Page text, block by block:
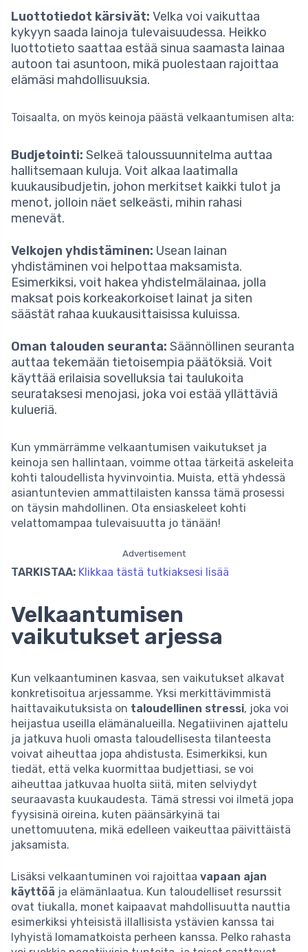
Luottotiedot kärsivät: Velka voi vaikuttaa
kykyyn saada lainoja tulevaisuudessa. Heikko
luottotieto saattaa estää sinua saamasta lainaa
autoon tai asuntoon, mikä puolestaan rajoittaa
elämäsi mahdollisuuksia.
Toisaalta, on myös keinoja päästä velkaantumisen alta:
Budjetointi: Selkeä taloussuunnitelma auttaa
hallitsemaan kuluja. Voit alkaa laatimalla
kuukausibudjetin, johon merkitset kaikki tulot ja
menot, jolloin näet selkeästi, mihin rahasi
menevät.
Velkojen yhdistäminen: Usean lainan
yhdistäminen voi helpottaa maksamista.
Esimerkiksi, voit hakea yhdistelmälainaa, jolla
maksat pois korkeakorkoiset lainat ja siten
säästät rahaa kuukausittaisissa kuluissa.
Oman talouden seuranta: Säännöllinen seuranta
auttaa tekemään tietoisempia päätöksiä. Voit
käyttää erilaisia sovelluksia tai taulukoita
seurataksesi menojasi, joka voi estää yllättäviä
kulueriä.
Kun ymmärrämme velkaantumisen vaikutukset ja
keinoja sen hallintaan, voimme ottaa tärkeitä askeleita
kohti taloudellista hyvinvointia. Muista, että yhdessä
asiantuntevien ammattilaisten kanssa tämä prosessi
on täysin mahdollinen. Ota ensiaskeleet kohti
velattomampaa tulevaisuutta jo tänään!
Advertisement
TARKISTAA: Klikkaa tästä tutkiaksesi lisää
Velkaantumisen
vaikutukset arjessa
Kun velkaantuminen kasvaa, sen vaikutukset alkavat
konkretisoitua arjessamme. Yksi merkittävimmistä
haittavaikutuksista on taloudellinen stressi, joka voi
heijastua useilla elämänalueilla. Negatiivinen ajattelu
ja jatkuva huoli omasta taloudellisesta tilanteesta
voivat aiheuttaa jopa ahdistusta. Esimerkiksi, kun
tiedät, että velka kuormittaa budjettiasi, se voi
aiheuttaa jatkuvaa huolta siitä, miten selviydyt
seuraavasta kuukaudesta. Tämä stressi voi ilmetä jopa
fyysisinä oireina, kuten päänsärkyinä tai
unettomuutena, mikä edelleen vaikeuttaa päivittäistä
jaksamista.
Lisäksi velkaantuminen voi rajoittaa vapaan ajan
käyttöä ja elämänlaatua. Kun taloudelliset resurssit
ovat tiukalla, monet kaipaavat mahdollisuutta nauttia
esimerkiksi yhteisistä illallisista ystävien kanssa tai
lyhyistä lomamatkoista perheen kanssa. Pelko rahasta